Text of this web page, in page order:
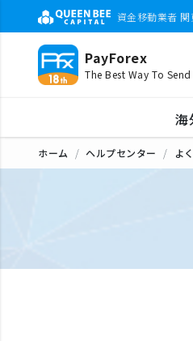
資金移動業者
PayForex
The Best Way To
海
ホーム ヘルプセンター よ